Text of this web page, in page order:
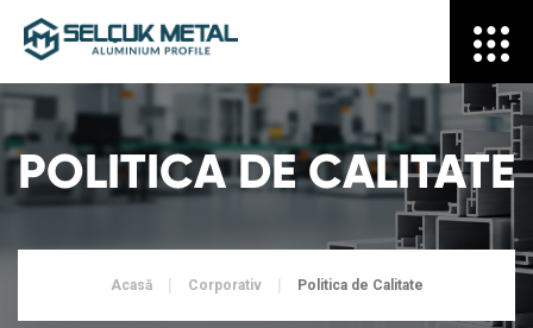
POLITICA DE CALITATE
Acasă Corporativ Politica de Calitate